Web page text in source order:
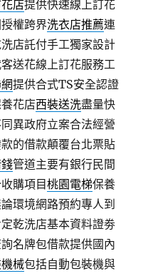
店提供快速線上訂花
權跨界洗衣店推薦連
店託付手工獨家設計
送花線上訂花服務工
提供合式TS安全認證
花店西裝送洗盡量快
異政府立案合法經營
的借款顛覆台北票貼
管道主要有銀行民間
購項目桃園電梯保養
環境網路預約專人到
乾洗店基本資料證劵
名牌包借款提供國內
械包括自動包裝機與